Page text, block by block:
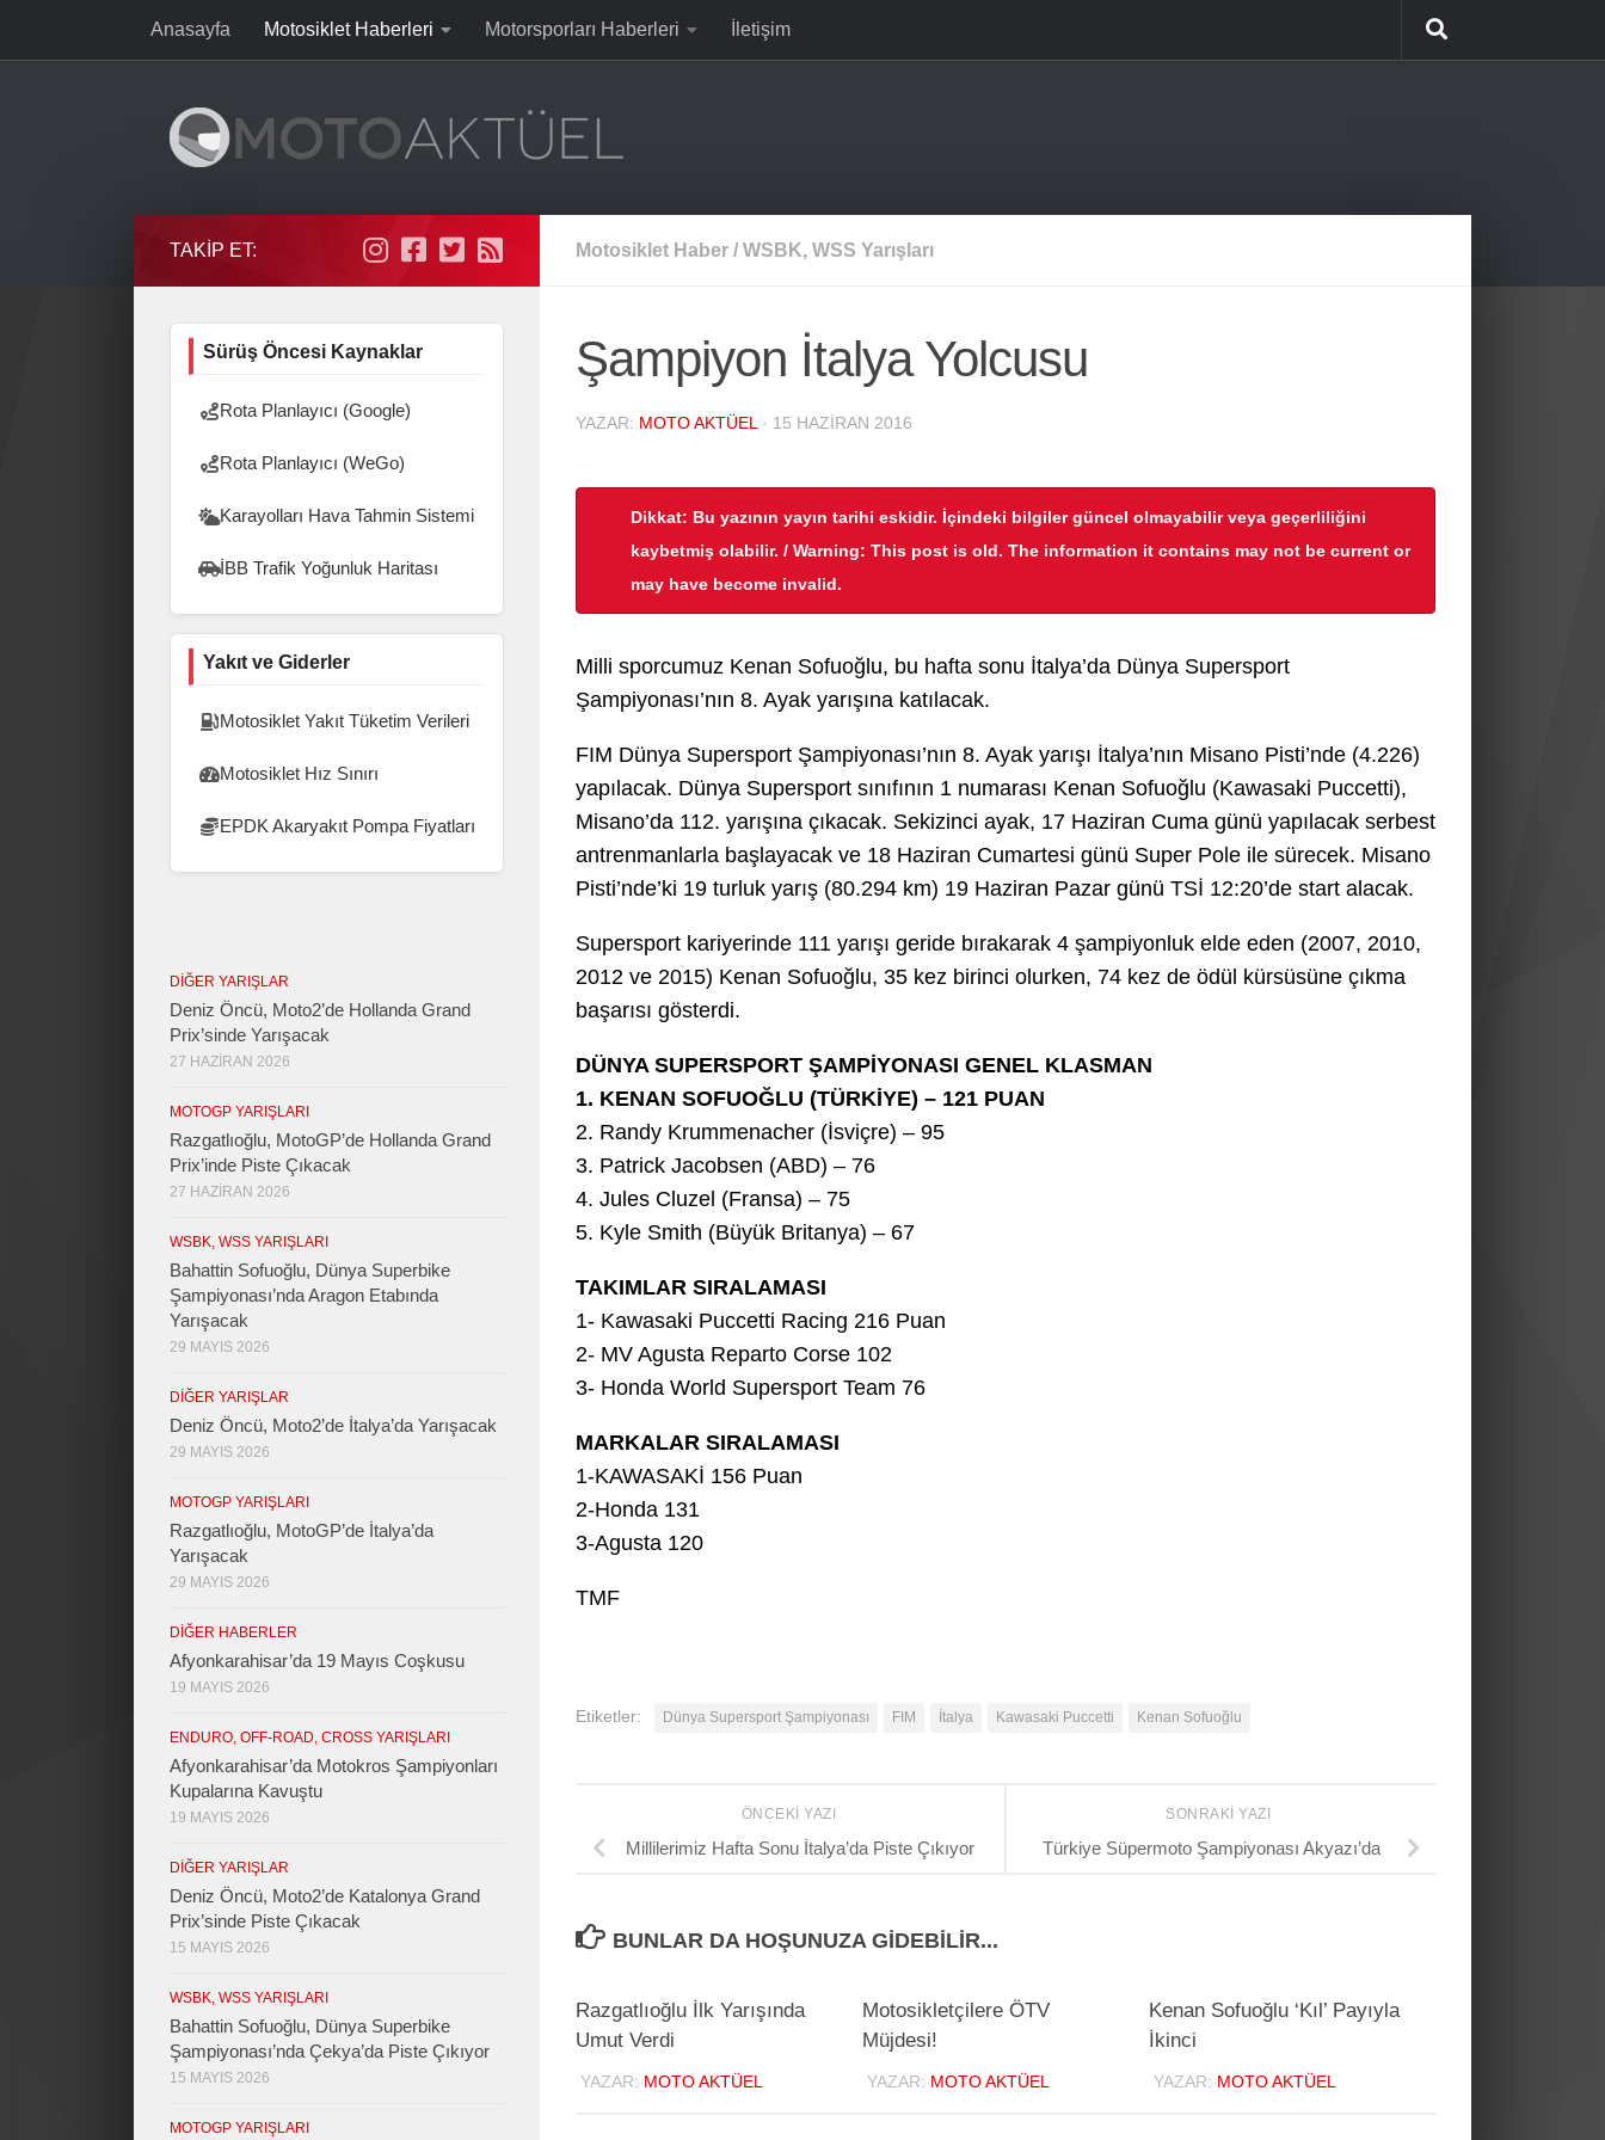
Skip to contentAnasayfa Motosiklet Haberleri Motorsporları Haberleri İletişim
Motosiklet Haber / WSBK, WSS Yarışları
Şampiyon İtalya Yolcusu
YAZAR: MOTO AKTÜEL · 15 HAZIRAN 2016
Dikkat: Bu yazının yayın tarihi eskidir. İçindeki bilgiler güncel olmayabilir veya geçerliliğini
kaybetmiş olabilir. / Warning: This post is old. The information it contains may not be current or
may have become invalid.
Milli sporcumuz Kenan Sofuoğlu, bu hafta sonu İtalya’da Dünya Supersport
Şampiyonası’nın 8. Ayak yarışına katılacak.
FIM Dünya Supersport Şampiyonası’nın 8. Ayak yarışı İtalya’nın Misano Pisti’nde (4.226)
yapılacak. Dünya Supersport sınıfının 1 numarası Kenan Sofuoğlu (Kawasaki Puccetti),
Misano’da 112. yarışına çıkacak. Sekizinci ayak, 17 Haziran Cuma günü yapılacak serbest
antrenmanlarla başlayacak ve 18 Haziran Cumartesi günü Super Pole ile sürecek. Misano
Pisti’nde’ki 19 turluk yarış (80.294 km) 19 Haziran Pazar günü TSİ 12:20’de start alacak.
Supersport kariyerinde 111 yarışı geride bırakarak 4 şampiyonluk elde eden (2007, 2010,
2012 ve 2015) Kenan Sofuoğlu, 35 kez birinci olurken, 74 kez de ödül kürsüsüne çıkma
başarısı gösterdi.
DÜNYA SUPERSPORT ŞAMPİYONASI GENEL KLASMAN
1. KENAN SOFUOĞLU (TÜRKİYE) – 121 PUAN
2. Randy Krummenacher (İsviçre) – 95
3. Patrick Jacobsen (ABD) – 76
4. Jules Cluzel (Fransa) – 75
5. Kyle Smith (Büyük Britanya) – 67
TAKIMLAR SIRALAMASI
1- Kawasaki Puccetti Racing 216 Puan
2- MV Agusta Reparto Corse 102
3- Honda World Supersport Team 76
MARKALAR SIRALAMASI
1-KAWASAKİ 156 Puan
2-Honda 131
3-Agusta 120
TMF
Etiketler: Dünya Supersport Şampiyonası FIM İtalya Kawasaki Puccetti Kenan Sofuoğlu
SONRAKI YAZI
Türkiye Süpermoto Şampiyonası Akyazı’da
ÖNCEKI YAZI
Millilerimiz Hafta Sonu İtalya’da Piste Çıkıyor
BUNLAR DA HOŞUNUZA GIDEBILIR...
Razgatlıoğlu İlk Yarışında
Umut Verdi
YAZAR: MOTO AKTÜEL
Motosikletçilere ÖTV
Müjdesi!
YAZAR: MOTO AKTÜEL
Kenan Sofuoğlu ‘Kıl’ Payıyla
İkinci
YAZAR: MOTO AKTÜEL
TAKIP ET:
Sürüş Öncesi Kaynaklar
Rota Planlayıcı (Google)
Rota Planlayıcı (WeGo)
Karayolları Hava Tahmin Sistemi
İBB Trafik Yoğunluk Haritası
Yakıt ve Giderler
Motosiklet Yakıt Tüketim Verileri
Motosiklet Hız Sınırı
EPDK Akaryakıt Pompa Fiyatları
DIĞER YARIŞLAR
Deniz Öncü, Moto2’de Hollanda Grand
Prix’sinde Yarışacak
27 HAZIRAN 2026
MOTOGP YARIŞLARI
Razgatlıoğlu, MotoGP’de Hollanda Grand
Prix’inde Piste Çıkacak
27 HAZIRAN 2026
WSBK, WSS YARIŞLARI
Bahattin Sofuoğlu, Dünya Superbike
Şampiyonası’nda Aragon Etabında
Yarışacak
29 MAYIS 2026
DIĞER YARIŞLAR
Deniz Öncü, Moto2’de İtalya’da Yarışacak
29 MAYIS 2026
MOTOGP YARIŞLARI
Razgatlıoğlu, MotoGP’de İtalya’da
Yarışacak
29 MAYIS 2026
DIĞER HABERLER
Afyonkarahisar’da 19 Mayıs Coşkusu
19 MAYIS 2026
ENDURO, OFF-ROAD, CROSS YARIŞLARI
Afyonkarahisar’da Motokros Şampiyonları
Kupalarına Kavuştu
19 MAYIS 2026
DIĞER YARIŞLAR
Deniz Öncü, Moto2’de Katalonya Grand
Prix’sinde Piste Çıkacak
15 MAYIS 2026
WSBK, WSS YARIŞLARI
Bahattin Sofuoğlu, Dünya Superbike
Şampiyonası’nda Çekya’da Piste Çıkıyor
15 MAYIS 2026
MOTOGP YARIŞLARI